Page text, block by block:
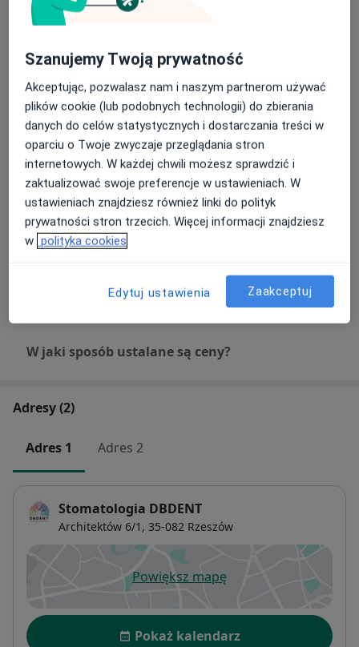
Od 50 zł Szczegóły
Leczenie próchnicy
Od 250 zł Szczegóły Umów wizytę
Pakiet higienizacyjny
Od 300 zł Szczegóły Umów wizytę
Stomatologia zachowawcza
W jaki sposób ustalane są ceny?
Adresy (2)
Adres 1 Adres 2
Stomatologia DBDENT
Architektów 6/1, 35-082 Rzeszów
Powiększ mapęotwiera się w nowej karcie
Dostępność
Pokaż kalendarz
Szanujemy Twoją prywatność
Akceptując, pozwalasz nam i naszym partnerom używać
plików cookie (lub podobnych technologii) do zbierania
danych do celów statystycznych i dostarczania treści w
oparciu o Twoje zwyczaje przeglądania stron
internetowych. W każdej chwili możesz sprawdzić i
zaktualizować swoje preferencje w ustawieniach. W
ustawieniach znajdziesz również linki do polityk
prywatności stron trzecich. Więcej informacji znajdziesz
w polityka cookies
Edytuj ustawienia Zaakceptuj